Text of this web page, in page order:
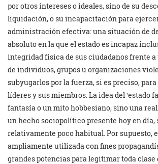
por otros intereses o ideales, sino de su
liquidación, o su incapacitación para
administración efectiva: una situación de
absoluto en la que el estado es incapaz
integridad física de sus ciudadanos frente
de individuos, grupos u organizaciones
subyugarlos por la fuerza, si es preciso,
líderes y sus miembros. La idea del ꞌestado
fantasía o un mito hobbesiano, sino una
un hecho sociopolítico presente hoy en día,
relativamente poco habitual. Por supuesto,
ampliamente utilizada con fines
grandes potencias para legitimar toda clase